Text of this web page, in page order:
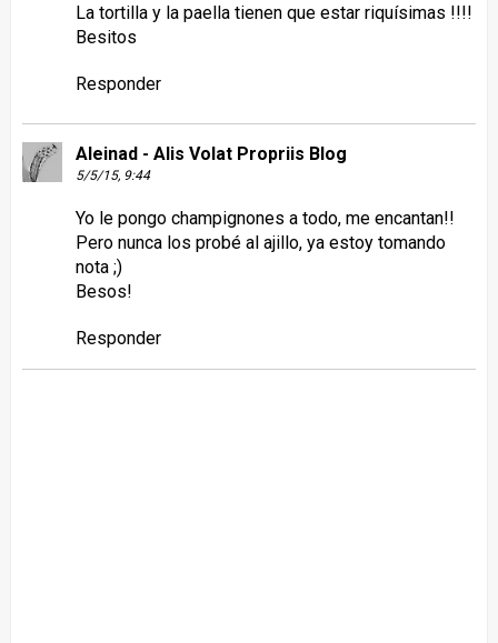
La tortilla y la paella tienen que estar riquísimas !!!!
Besitos
Responder
Aleinad - Alis Volat Propriis Blog
5/5/15, 9:44
Yo le pongo champignones a todo, me encantan!!
Pero nunca los probé al ajillo, ya estoy tomando
nota ;)
Besos!
Responder